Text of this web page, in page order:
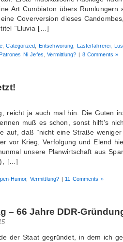
Art Cumbiaton übers Rumlungern
Coverversion dieses
“Lluvia […]
,Categorized ,Entschwörung Lasterfahrerei
Ni Jefes ,Vermittlung? | 8 Comments »
reicht ja auch mal hin. Die Guten
muß es schon, sonst hilft’s
auf, daß “nicht eine Straße weniger
vor Krieg, Verfolgung und Elend
unsere Planwirtschaft aus
[…]
Humor, Vermittlung? | 11 Comments »
– 66 Jahre DDR-
der Staat gegründet, in dem ich